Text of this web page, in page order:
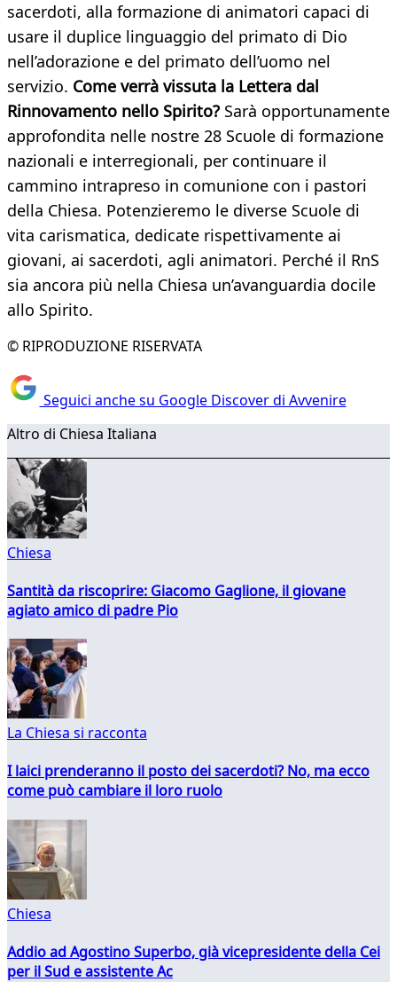
sacerdoti, alla formazione di animatori capaci di
usare il duplice linguaggio del primato di Dio
nell’adorazione e del primato dell’uomo nel
servizio. Come verrà vissuta la Lettera dal
Rinnovamento nello Spirito? Sarà opportunamente
approfondita nelle nostre 28 Scuole di formazione
nazionali e interregionali, per continuare il
cammino intrapreso in comunione con i pastori
della Chiesa. Potenzieremo le diverse Scuole di
vita carismatica, dedicate rispettivamente ai
giovani, ai sacerdoti, agli animatori. Perché il RnS
sia ancora più nella Chiesa un’avanguardia docile
allo Spirito.
© RIPRODUZIONE RISERVATA
Seguici anche su Google Discover di Avvenire
Altro di Chiesa Italiana
Chiesa
Santità da riscoprire: Giacomo Gaglione, il giovane
agiato amico di padre Pio
La Chiesa si racconta
I laici prenderanno il posto dei sacerdoti? No, ma ecco
come può cambiare il loro ruolo
Chiesa
Addio ad Agostino Superbo, già vicepresidente della Cei
per il Sud e assistente Ac